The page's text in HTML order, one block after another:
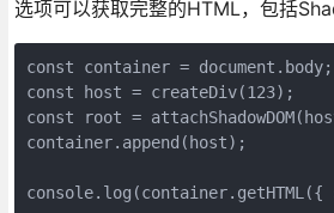
选项可以获取完整的HTML，包括
const container = document.body;
const host = createDiv(123);
const root =
container.append(host);